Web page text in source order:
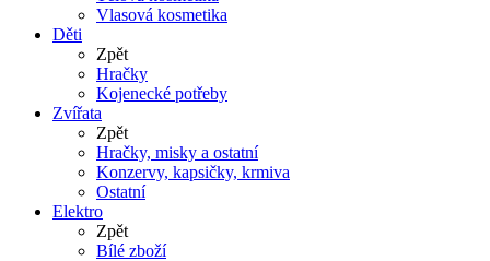
Vlasová kosmetika
Děti
Zpět
Hračky
Kojenecké potřeby
Zvířata
Zpět
Hračky, misky a ostatní
Konzervy, kapsičky, krmiva
Ostatní
Elektro
Zpět
Bílé zboží